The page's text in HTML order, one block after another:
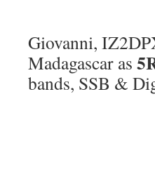
Giovanni,
Madagascar as
bands, SSB &